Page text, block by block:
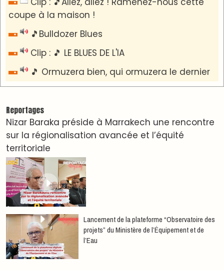
projets” du Ministère de l’Équipement et de
l’Eau
AGENDA CULTUREL
Le Summer Tour d'Humouraji s'installe à Rabat !
Nacim Haddad en Concert à Tétouan – Ayta
World Tour 2026
Nacim Haddad débarque à Tanger : Le Souffle
du Nord s'éveille !
Nacim Haddad Ayta World Tour à Rabat ( 4ème
date )